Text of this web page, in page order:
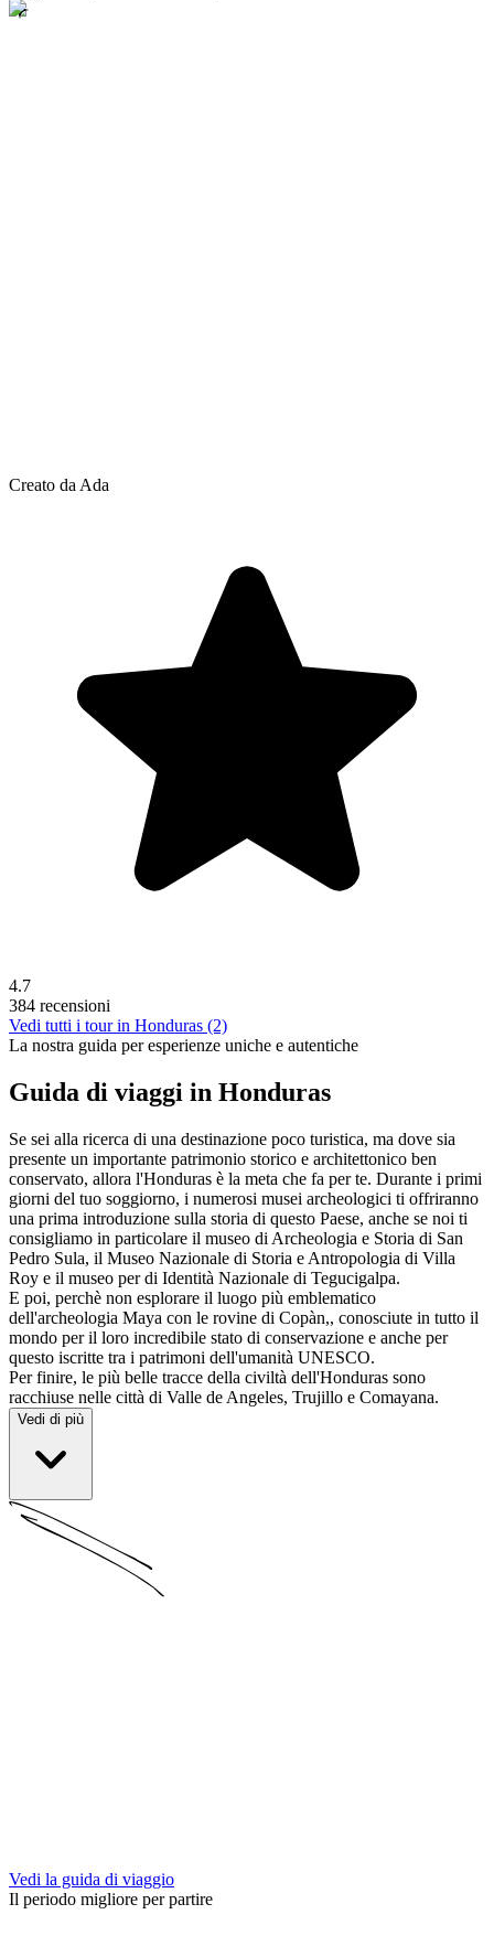
Creato da Ada
4.7
384 recensioni
Vedi tutti i tour in Honduras (2)
La nostra guida per esperienze uniche e autentiche
Guida di viaggi in Honduras
Se sei alla ricerca di una destinazione poco turistica, ma dove sia
presente un importante patrimonio storico e architettonico ben
conservato, allora l'Honduras è la meta che fa per te. Durante i primi
giorni del tuo soggiorno, i numerosi musei archeologici ti offriranno
una prima introduzione sulla storia di questo Paese, anche se noi ti
consigliamo in particolare il museo di Archeologia e Storia di San
Pedro Sula, il Museo Nazionale di Storia e Antropologia di Villa
Roy e il museo per di Identità Nazionale di Tegucigalpa.
E poi, perchè non esplorare il luogo più emblematico
dell'archeologia Maya con le rovine di Copàn,, conosciute in tutto il
mondo per il loro incredibile stato di conservazione e anche per
questo iscritte tra i patrimoni dell'umanità UNESCO.
Per finire, le più belle tracce della civiltà dell'Honduras sono
racchiuse nelle città di Valle de Angeles, Trujillo e Comayana.
Vedi di più
Vedi la guida di viaggio
Il periodo migliore per partire